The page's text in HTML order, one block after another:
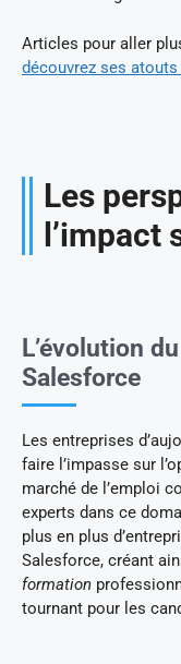
Articles pour aller
découvrez ses
Les
L’évolution
Salesforce
Les entreprises
faire l’impasse sur
marché de l’emploi
experts dans ce
plus en plus
Salesforce, créant
formation
tournant pour les